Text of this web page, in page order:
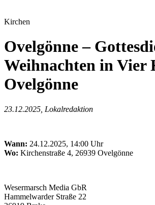
Kirchen
Ovelgönne –
Weihnachten in Vier
Ovelgönne
23.12.2025, Lokalredaktion
Wann: 24.12.2025, 14:00 Uhr
Wo: Kirchenstraße 4, 26939 Ovelgönne
Wesermarsch Media GbR
Hammelwarder Straße 22